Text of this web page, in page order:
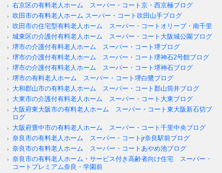
右京区の有料老人ホーム スーパー・コート京・西京極ブログ
吹田市の有料老人ホーム スーパー・コート吹田山手ブログ
吹田市の住宅型有料老人ホーム スーパー・コートオリーブ・南千里
城東区の介護付有料老人ホーム スーパー・コート大阪城公園ブログ
堺市の介護付有料老人ホーム スーパー・コート堺ブログ
堺市の介護付有料老人ホーム スーパー・コート堺神石2号館ブログ
堺市の介護付有料老人ホーム スーパー・コート堺神石ブログ
堺市の有料老人ホーム スーパー・コート堺白鷺ブログ
大和郡山市の有料老人ホーム スーパー・コート郡山筒井ブログ
大東市の介護付有料老人ホーム スーパー・コート大東ブログ
大阪府東大阪市の有料老人ホーム スーパー・コート東大阪新石切ブ
ログ
大阪府豊中市の有料老人ホーム スーパー・コート千里中央ブログ
奈良市の有料老人ホーム スーパー・コートjr奈良駅前ブログ
奈良市の有料老人ホーム スーパー・コートあやめ池ブログ
奈良市の有料老人ホーム・サービス付き高齢者向け住宅 スーパー・
コートプレミアム奈良・学園前